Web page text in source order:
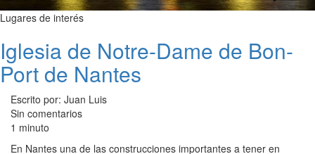
Lugares de interés
Iglesia de Notre-Dame de Bon-
Port de Nantes
Escrito por: Juan Luis
Sin comentarios
1 minuto
En Nantes una de las construcciones importantes a tener en